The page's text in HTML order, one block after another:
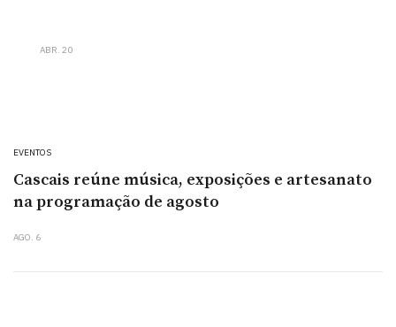
ABR. 20
EVENTOS
Cascais reúne música, exposições e artesanato
na programação de agosto
AGO. 6